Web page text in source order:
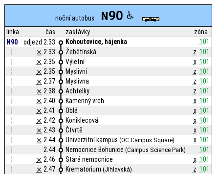
noční autobus N90
linka čas zastávky
zóna
N90
odjezd 2.33 Kohoutovice, hájenka
101
¦
⨯ 2.33 Žebětínská z 101
¦
⨯ 2.35 Výletní x 101
¦
⨯ 2.35 Myslivní z 101
¦
⨯ 2.37 Myslivna z 101
¦
⨯ 2.38 Achtelky z 101
¦
⨯ 2.40 Kamenný vrch x 101
¦
⨯ 2.41 Oblá x 101
¦
⨯ 2.42 Koniklecová x 101
¦
⨯ 2.43 Čtvrtě x 101
¦
⨯ 2.44 Univerzitní kampus(OC Campus Square) x 101
¦
2.44 Nemocnice Bohunice(Campus Science Park)
101
¦
⨯ 2.46 Stará nemocnice x 101
¦
⨯ 2.47 Krematorium(Jihlavská) z 101